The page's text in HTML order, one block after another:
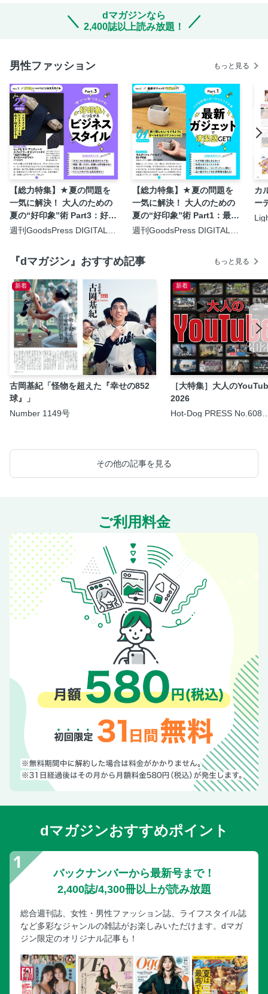
dマガジンなら
2,400誌以上読み放題！
男性ファッション もっと見る
【総力特集】★夏の問題を
一気に解決！ 大人のための
夏の“好印象”術 Part3：好印
象につながるビジネススタ
週刊GoodsPress DIGITAL
【総力特集】★夏の問題を
一気に解決！ 大人のための
夏の“好印象”術 Part1：最新
ガジェットで“清潔感”GET!
週刊GoodsPress DIGITAL
カ
ー
『dマガジン』おすすめ記事 もっと見る
新着
古岡基紀「怪物を超えた『幸せの852
球』」
Number 1149号
新着
［大特集］大人の
2026
Hot-Dog PRESS No.608
その他の記事を見る
ご利用料金
dマガジンおすすめポイント
バックナンバーから最新号まで！
2,400誌/4,300冊以上が読み放題
総合週刊誌、女性・男性ファッション誌、ライフスタイル誌
など多彩なジャンルの雑誌がお楽しみいただけます。dマガ
ジン限定のオリジナル記事も！